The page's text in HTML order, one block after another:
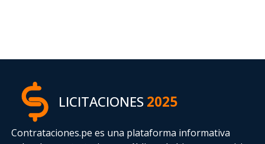
LICITACIONES2025
Contrataciones.pe es una plataforma informativa